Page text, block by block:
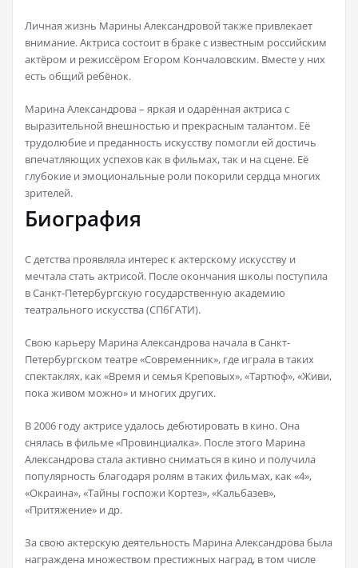
Личная жизнь Марины Александровой также привлекает
внимание. Актриса состоит в браке с известным российским
актёром и режиссёром Егором Кончаловским. Вместе у них
есть общий ребёнок.
Марина Александрова – яркая и одарённая актриса с
выразительной внешностью и прекрасным талантом. Её
трудолюбие и преданность искусству помогли ей достичь
впечатляющих успехов как в фильмах, так и на сцене. Её
глубокие и эмоциональные роли покорили сердца многих
зрителей.
Биография
С детства проявляла интерес к актерскому искусству и
мечтала стать актрисой. После окончания школы поступила
в Санкт-Петербургскую государственную академию
театрального искусства (СПбГАТИ).
Свою карьеру Марина Александрова начала в Санкт-
Петербургском театре «Современник», где играла в таких
спектаклях, как «Время и семья Креповых», «Тартюф», «Живи,
пока живом можно» и многих других.
В 2006 году актрисе удалось дебютировать в кино. Она
снялась в фильме «Провинциалка». После этого Марина
Александрова стала активно сниматься в кино и получила
популярность благодаря ролям в таких фильмах, как «4»,
«Окраина», «Тайны госпожи Кортез», «Кальбазев»,
«Притяжение» и др.
За свою актерскую деятельность Марина Александрова была
награждена множеством престижных наград, в том числе